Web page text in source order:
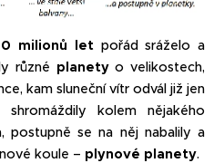
milionů letpořád sráželo a
různé planetyo velikostech,
kam sluneční vítr odvál již jen
kolem nějakého
postupně se na něj nabalily a
koule – plynové planety.